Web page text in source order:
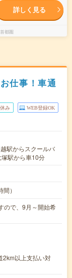
詳しく見る
都圏
仕事！車通
み WEB登録OK
駅からスクールバ
駅から車10分
）
ので、9月～開始希
2km以上支払い対